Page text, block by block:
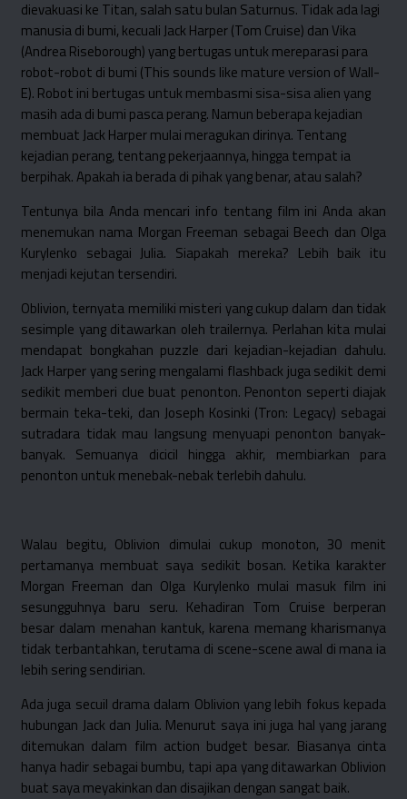
dievakuasi ke Titan, salah satu bulan Saturnus. Tidak ada lagi
manusia di bumi, kecuali Jack Harper (Tom Cruise) dan Vika
(Andrea Riseborough) yang bertugas untuk mereparasi para
robot-robot di bumi (This sounds like mature version of Wall-
E). Robot ini bertugas untuk membasmi sisa-sisa alien yang
masih ada di bumi pasca perang. Namun beberapa kejadian
membuat Jack Harper mulai meragukan dirinya. Tentang
kejadian perang, tentang pekerjaannya, hingga tempat ia
berpihak. Apakah ia berada di pihak yang benar, atau salah?
Tentunya bila Anda mencari info tentang film ini Anda akan
menemukan nama Morgan Freeman sebagai Beech dan Olga
Kurylenko sebagai Julia. Siapakah mereka? Lebih baik itu
menjadi kejutan tersendiri.
Oblivion, ternyata memiliki misteri yang cukup dalam dan tidak
sesimple yang ditawarkan oleh trailernya. Perlahan kita mulai
mendapat bongkahan puzzle dari kejadian-kejadian dahulu.
Jack Harper yang sering mengalami flashback juga sedikit demi
sedikit memberi clue buat penonton. Penonton seperti diajak
bermain teka-teki, dan Joseph Kosinki (Tron: Legacy) sebagai
sutradara tidak mau langsung menyuapi penonton banyak-
banyak. Semuanya dicicil hingga akhir, membiarkan para
penonton untuk menebak-nebak terlebih dahulu.
Walau begitu, Oblivion dimulai cukup monoton, 30 menit
pertamanya membuat saya sedikit bosan. Ketika karakter
Morgan Freeman dan Olga Kurylenko mulai masuk film ini
sesungguhnya baru seru. Kehadiran Tom Cruise berperan
besar dalam menahan kantuk, karena memang kharismanya
tidak terbantahkan, terutama di scene-scene awal di mana ia
lebih sering sendirian.
Ada juga secuil drama dalam Oblivion yang lebih fokus kepada
hubungan Jack dan Julia. Menurut saya ini juga hal yang jarang
ditemukan dalam film action budget besar. Biasanya cinta
hanya hadir sebagai bumbu, tapi apa yang ditawarkan Oblivion
buat saya meyakinkan dan disajikan dengan sangat baik.